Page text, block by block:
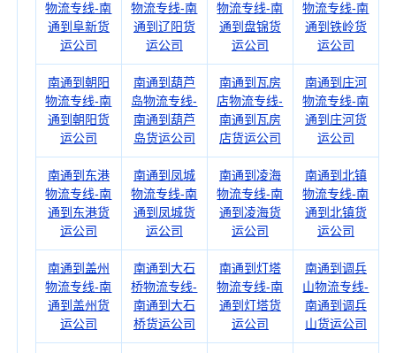
物流专线-南
通到阜新货
运公司
物流专线-南
通到辽阳货
运公司
物流专线-南
通到盘锦货
运公司
物流专线-南
通到铁岭货
运公司
南通到朝阳
物流专线-南
通到朝阳货
运公司
南通到葫芦
岛物流专线-
南通到葫芦
岛货运公司
南通到瓦房
店物流专线-
南通到瓦房
店货运公司
南通到庄河
物流专线-南
通到庄河货
运公司
南通到东港
物流专线-南
通到东港货
运公司
南通到凤城
物流专线-南
通到凤城货
运公司
南通到凌海
物流专线-南
通到凌海货
运公司
南通到北镇
物流专线-南
通到北镇货
运公司
南通到盖州
物流专线-南
通到盖州货
运公司
南通到大石
桥物流专线-
南通到大石
桥货运公司
南通到灯塔
物流专线-南
通到灯塔货
运公司
南通到调兵
山物流专线-
南通到调兵
山货运公司